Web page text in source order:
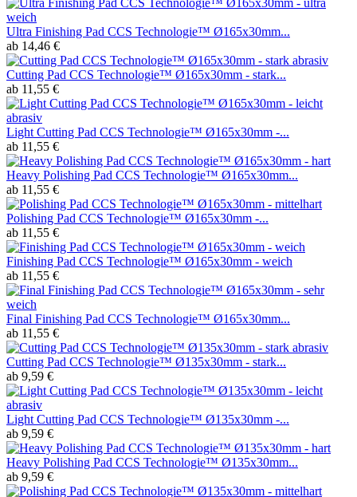
Ultra Finishing Pad CCS Technologie™ Ø165x30mm...
ab 14,46 €
Cutting Pad CCS Technologie™ Ø165x30mm - stark...
ab 11,55 €
Light Cutting Pad CCS Technologie™ Ø165x30mm -...
ab 11,55 €
Heavy Polishing Pad CCS Technologie™ Ø165x30mm...
ab 11,55 €
Polishing Pad CCS Technologie™ Ø165x30mm -...
ab 11,55 €
Finishing Pad CCS Technologie™ Ø165x30mm - weich
ab 11,55 €
Final Finishing Pad CCS Technologie™ Ø165x30mm...
ab 11,55 €
Cutting Pad CCS Technologie™ Ø135x30mm - stark...
ab 9,59 €
Light Cutting Pad CCS Technologie™ Ø135x30mm -...
ab 9,59 €
Heavy Polishing Pad CCS Technologie™ Ø135x30mm...
ab 9,59 €